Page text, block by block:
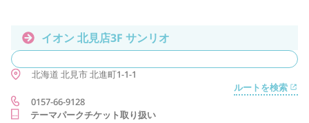
イオン 北見店3F サンリオ
北海道 北見市北進町1-1-1
ルートを検索
0157-66-9128
テーマパークチケット取り扱い